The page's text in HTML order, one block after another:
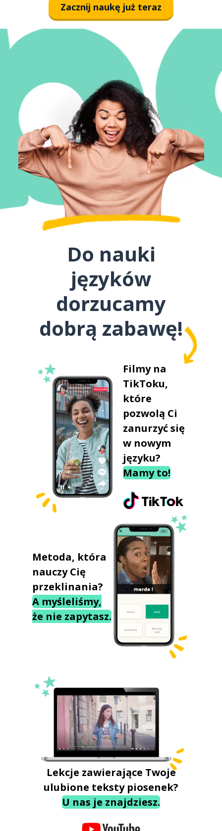
Zacznij naukę już teraz
Do nauki
języków
dorzucamy
dobrą zabawę!
Filmy na
TikToku,
które
pozwolą Ci
zanurzyć się
w nowym
języku?
Mamy to!
Metoda, która
nauczy Cię
przeklinania?
A myśleliśmy,
że nie zapytasz.
Lekcje zawierające Twoje
ulubione teksty piosenek?
U nas je znajdziesz.